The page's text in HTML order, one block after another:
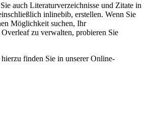
auch Literaturverzeichnisse und Zitate in
inlinebib, erstellen. Wenn Sie
Möglichkeit suchen, Ihr
zu verwalten, probieren Sie
finden Sie in unserer Online-